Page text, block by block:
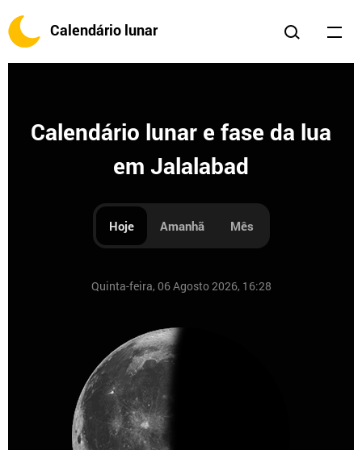
Calendário lunar
Calendário lunar e fase da lua
em Jalalabad
Hoje Amanhã Mês
Quinta-feira, 06 Agosto 2026, 16:28